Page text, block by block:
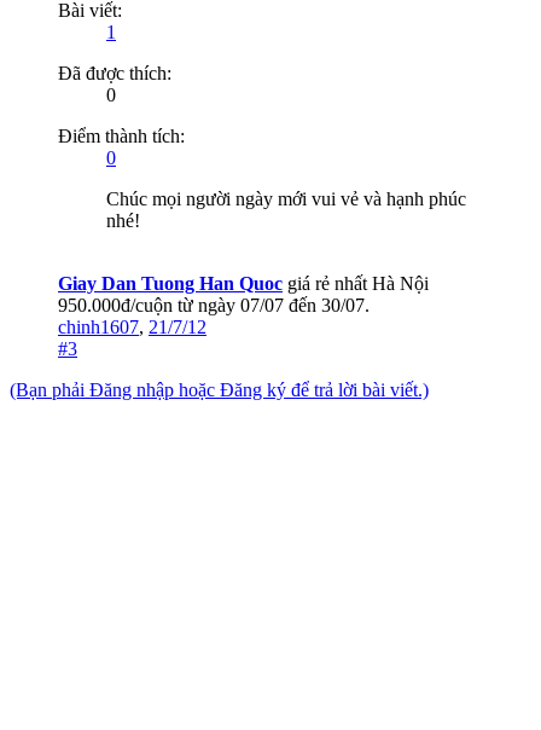
Bài viết:
1
Đã được thích:
0
Điểm thành tích:
0
Chúc mọi người ngày mới vui vẻ và hạnh phúc
nhé!
Giay Dan Tuong Han Quoc giá rẻ nhất Hà Nội
950.000đ/cuộn từ ngày 07/07 đến 30/07.
chinh1607, 21/7/12
#3
(Bạn phải Đăng nhập hoặc Đăng ký để trả lời bài viết.)